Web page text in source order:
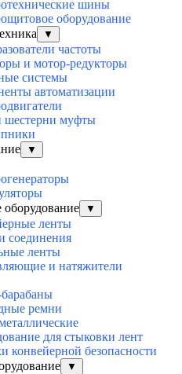
шины
оборудование
▼
частоты
и мотор-редукторы
системы
автоматизации
шестерни муфты
▼
▼
ленты
соединения
ленты
и натяжители
ремни
для стыковки лент
конвейерной безопасности
▼